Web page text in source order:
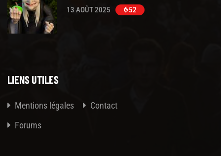
13 AOÛT 2025 52
LIENS UTILES
Mentions légales
Forums
Contact